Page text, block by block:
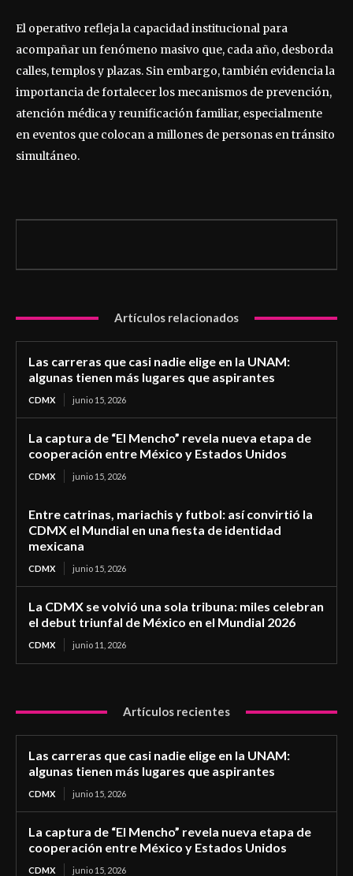
El operativo refleja la capacidad institucional para
acompañar un fenómeno masivo que, cada año, desborda
calles, templos y plazas. Sin embargo, también evidencia la
importancia de fortalecer los mecanismos de prevención,
atención médica y reunificación familiar, especialmente
en eventos que colocan a millones de personas en tránsito
simultáneo.
Artículos relacionados
Las carreras que casi nadie elige en la UNAM:
algunas tienen más lugares que aspirantes
CDMX junio 15, 2026
La captura de “El Mencho” revela nueva etapa de
cooperación entre México y Estados Unidos
CDMX junio 15, 2026
Entre catrinas, mariachis y futbol: así convirtió la
CDMX el Mundial en una fiesta de identidad
mexicana
CDMX junio 15, 2026
La CDMX se volvió una sola tribuna: miles celebran
el debut triunfal de México en el Mundial 2026
CDMX junio 11, 2026
Artículos recientes
Las carreras que casi nadie elige en la UNAM:
algunas tienen más lugares que aspirantes
CDMX junio 15, 2026
La captura de “El Mencho” revela nueva etapa de
cooperación entre México y Estados Unidos
CDMX junio 15, 2026